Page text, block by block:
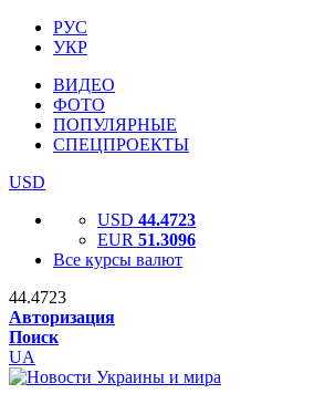
РУС
УКР
ВИДЕО
ФОТО
ПОПУЛЯРНЫЕ
СПЕЦПРОЕКТЫ
USD
USD 44.4723
EUR 51.3096
Все курсы валют
44.4723
Авторизация
Поиск
UA